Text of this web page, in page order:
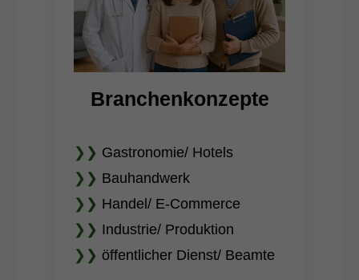
Branchenkonzepte
❯❯ Gastronomie/ Hotels
❯❯ Bauhandwerk
❯❯ Handel/ E-Commerce
❯❯ Industrie/ Produktion
❯❯ öffentlicher Dienst/ Beamte